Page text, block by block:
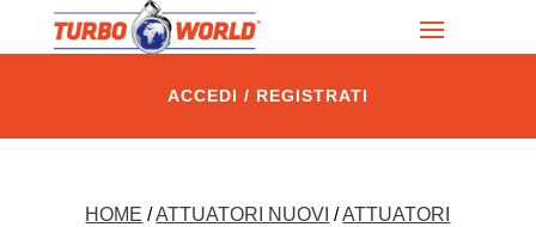
ACCEDI / REGISTRATI
HOME /ATTUATORI NUOVI /ATTUATORI